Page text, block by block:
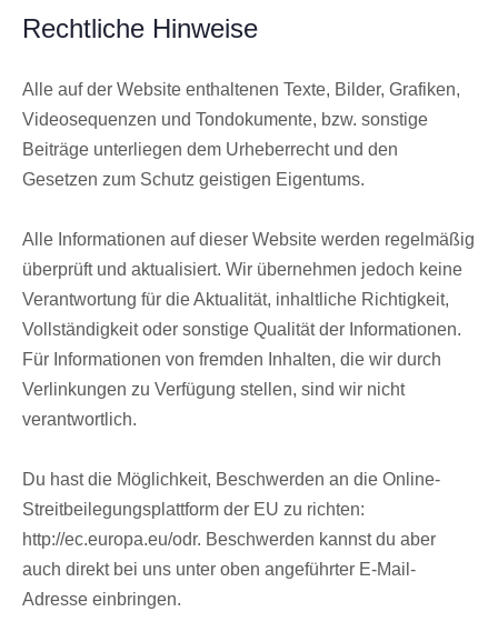
Rechtliche Hinweise
Alle auf der Website enthaltenen Texte, Bilder, Grafiken,
Videosequenzen und Tondokumente, bzw. sonstige
Beiträge unterliegen dem Urheberrecht und den
Gesetzen zum Schutz geistigen Eigentums.
Alle Informationen auf dieser Website werden regelmäßig
überprüft und aktualisiert. Wir übernehmen jedoch keine
Verantwortung für die Aktualität, inhaltliche Richtigkeit,
Vollständigkeit oder sonstige Qualität der Informationen.
Für Informationen von fremden Inhalten, die wir durch
Verlinkungen zu Verfügung stellen, sind wir nicht
verantwortlich.
Du hast die Möglichkeit, Beschwerden an die Online-
Streitbeilegungsplattform der EU zu richten:
http://ec.europa.eu/odr. Beschwerden kannst du aber
auch direkt bei uns unter oben angeführter E-Mail-
Adresse einbringen.